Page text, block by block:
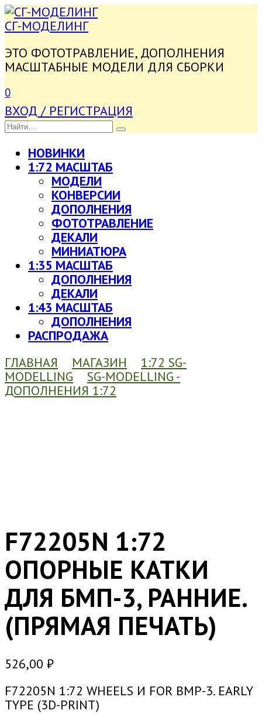
ПЕРЕЙТИ
К
СГ-МОДЕЛИНГ
ЭТО ФОТОТРАВЛЕНИЕ, ДОПОЛНЕНИЯ
МАСШТАБНЫЕ МОДЕЛИ ДЛЯ СБОРКИ
0
ВХОД / РЕГИСТРАЦИЯ
SEARCH
FOR:
НОВИНКИ
1:72 МАСШТАБ
МОДЕЛИ
КОНВЕРСИИ
ДОПОЛНЕНИЯ
ФОТОТРАВЛЕНИЕ
ДЕКАЛИ
МИНИАТЮРА
1:35 МАСШТАБ
ДОПОЛНЕНИЯ
ДЕКАЛИ
1:43 МАСШТАБ
ДОПОЛНЕНИЯ
РАСПРОДАЖА
ГЛАВНАЯ
МАГАЗИН
1:72 SG-
MODELLING
SG-MODELLING -
ДОПОЛНЕНИЯ 1:72
F72205N 1:72
ОПОРНЫЕ КАТКИ
ДЛЯ БМП-3, РАННИЕ.
(ПРЯМАЯ ПЕЧАТЬ)
526,00 ₽
F72205N 1:72 WHEELS И FOR BMP-3. EARLY
TYPE (3D-PRINT)